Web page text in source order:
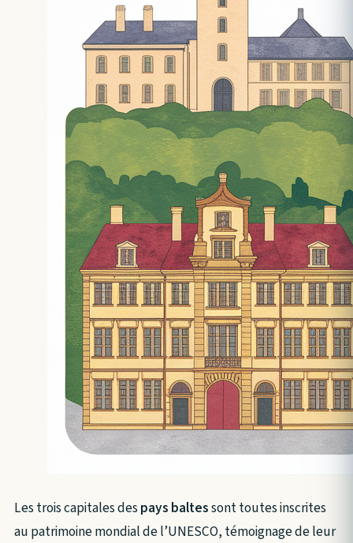
Les trois capitales despays baltessont toutes inscrites
au patrimoine mondial de l’UNESCO, témoignage de leur